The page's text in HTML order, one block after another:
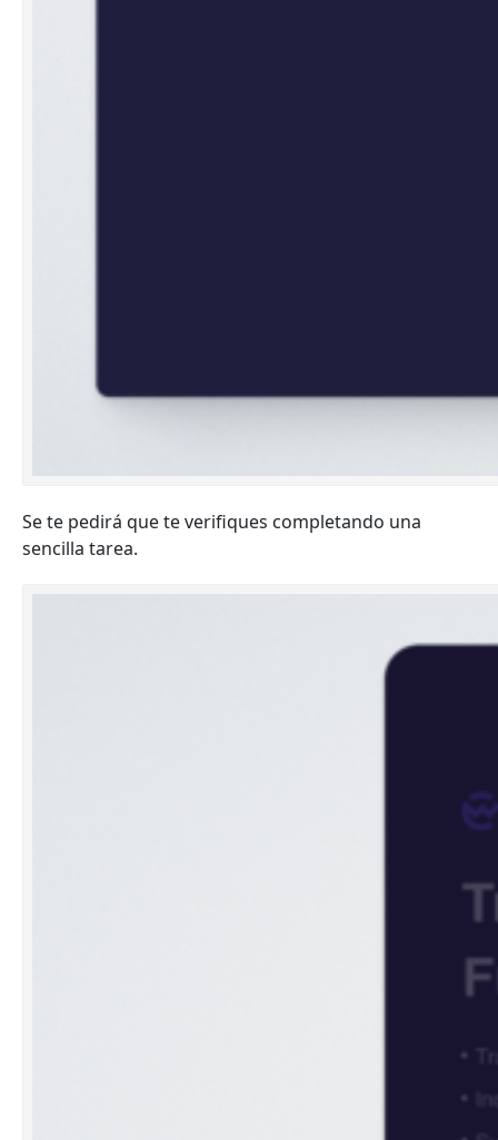
Se te pedirá que te verifiques completando una
sencilla tarea.